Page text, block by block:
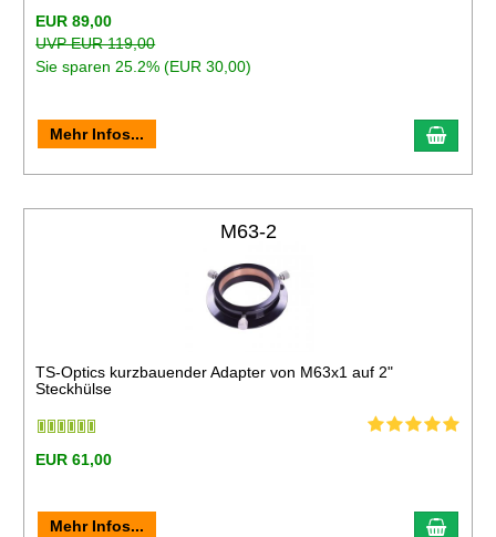
EUR 89,00
UVP EUR 119,00
Sie sparen 25.2% (EUR 30,00)
Mehr Infos...
M63-2
TS-Optics kurzbauender Adapter von M63x1 auf 2"
Steckhülse
EUR 61,00
Mehr Infos...